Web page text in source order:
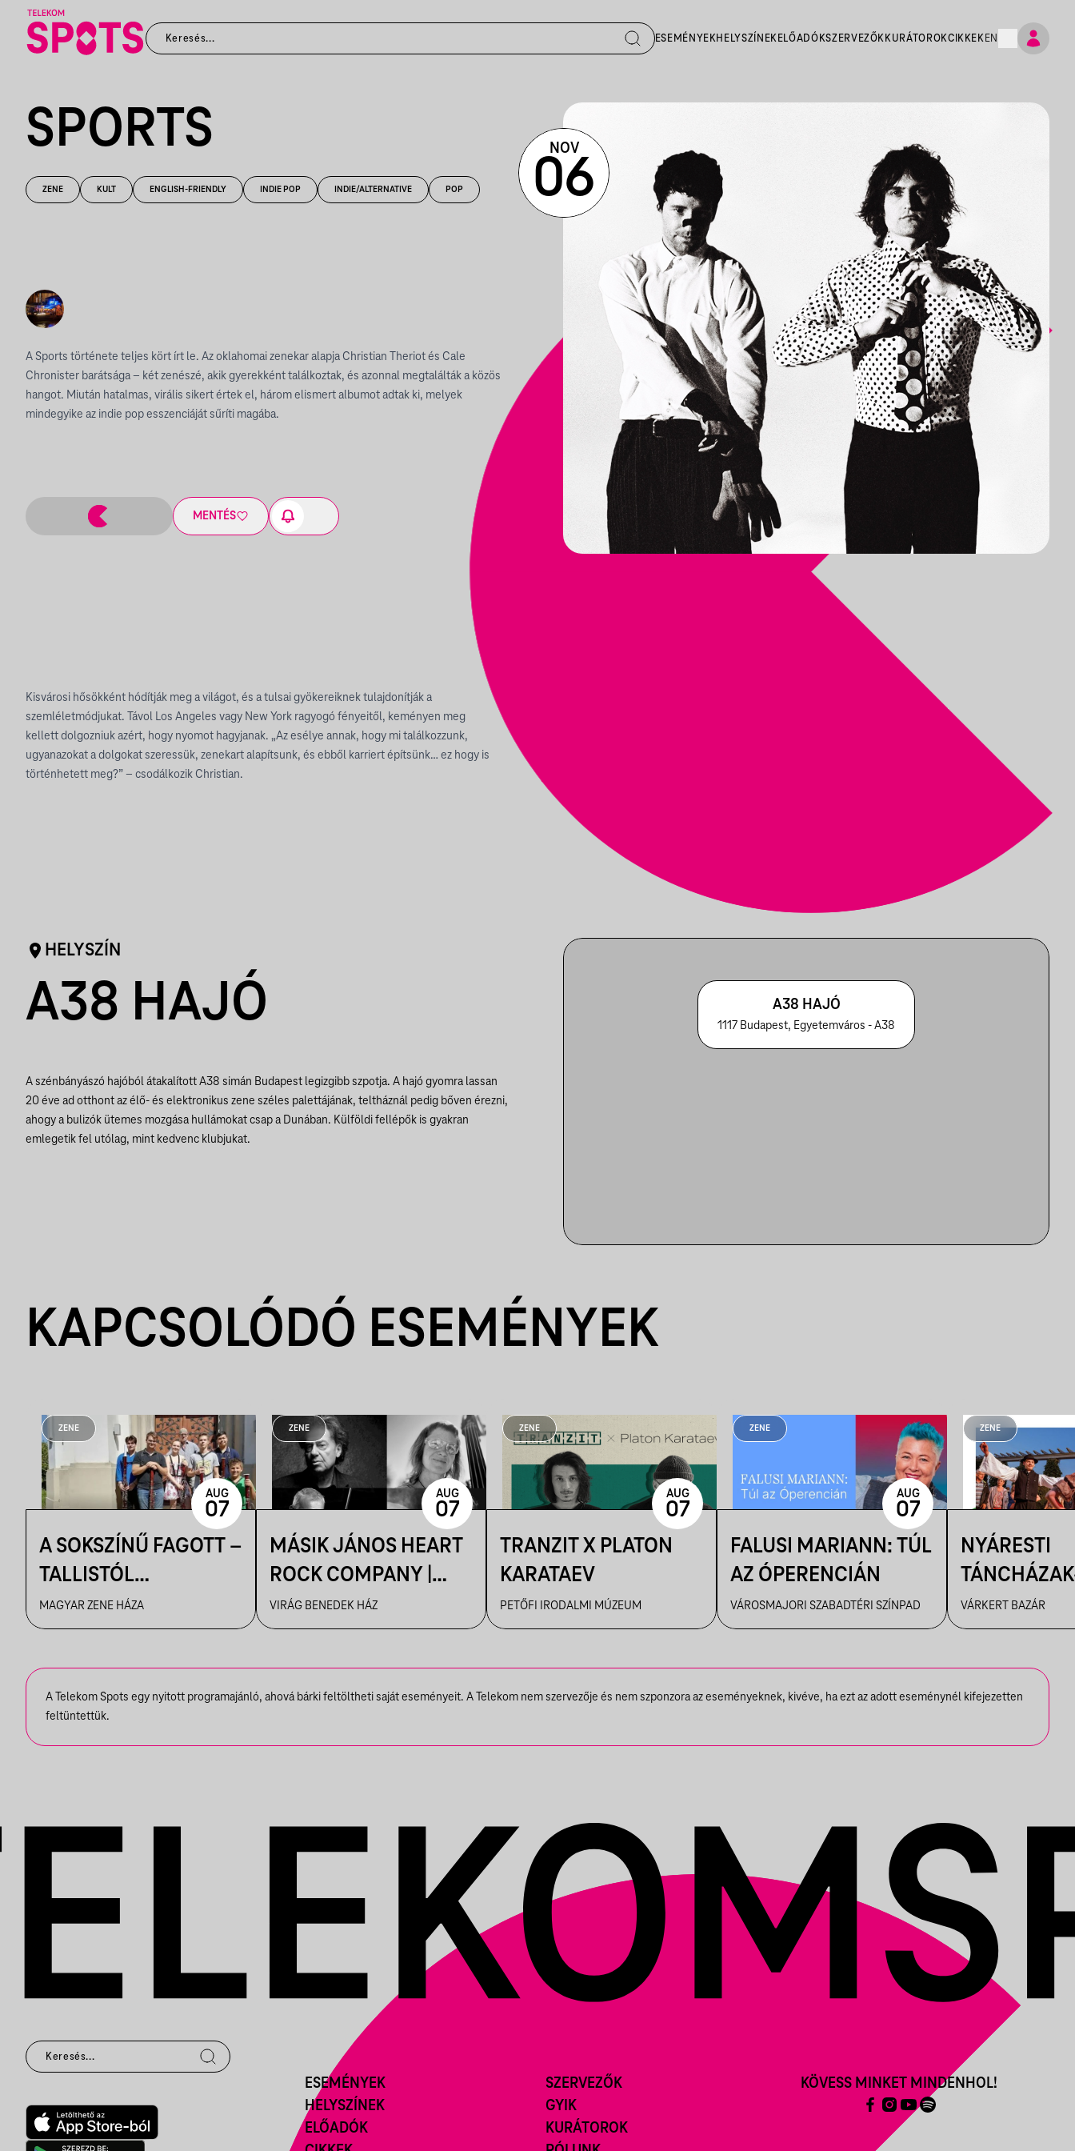
ESEMÉNYEKHELYSZÍNEK ELŐADÓKSZERVEZŐK KURÁTOROKCIKKEK EN
SPORTS
ZENE KULT ENGLISH-FRIENDLY INDIE POP INDIE/ALTERNATIVE POP
A Sports története teljes kört írt le. Az oklahomai zenekar alapja Christian Theriot és Cale
Chronister barátsága – két zenészé, akik gyerekként találkoztak, és azonnal megtalálták a közös
hangot. Miután hatalmas, virális sikert értek el, három elismert albumot adtak ki, melyek
mindegyike az indie pop esszenciáját sűríti magába.
MENTÉS
NOV
06
Kisvárosi hősökként hódítják meg a világot, és a tulsai gyökereiknek tulajdonítják a
szemléletmódjukat. Távol Los Angeles vagy New York ragyogó fényeitől, keményen meg
kellett dolgozniuk azért, hogy nyomot hagyjanak. „Az esélye annak, hogy mi találkozzunk,
ugyanazokat a dolgokat szeressük, zenekart alapítsunk, és ebből karriert építsünk… ez hogy is
történhetett meg?” – csodálkozik Christian.
HELYSZÍN
A38 HAJÓ
A szénbányászó hajóból átakalított A38 simán Budapest legizgibb szpotja. A hajó gyomra lassan
20 éve ad otthont az élő- és elektronikus zene széles palettájának, teltháznál pedig bőven érezni,
ahogy a bulizók ütemes mozgása hullámokat csap a Dunában. Külföldi fellépők is gyakran
emlegetik fel utólag, mint kedvenc klubjukat.
A38 HAJÓ
1117 Budapest, Egyetemváros - A38
KAPCSOLÓDÓ ESEMÉNYEK
ZENE
A SOKSZÍNŰ FAGOTT –
TALLISTÓL
PIAZZOLLÁIG
MAGYAR ZENE HÁZA
AUG
07
ZENE
MÁSIK JÁNOS HEART
ROCK COMPANY |
VBH NYÁR
VIRÁG BENEDEK HÁZ
AUG
07
ZENE
TRANZIT X PLATON
KARATAEV
PETŐFI IRODALMI MÚZEUM
AUG
07
ZENE
FALUSI MARIANN: TÚL
AZ ÓPERENCIÁN
VÁROSMAJORI SZABADTÉRI SZÍNPAD
AUG
07
ZENE
NYÁRESTI
FANFARA
VÁRKERT BAZÁR
A Telekom Spots egy nyitott programajánló, ahová bárki feltöltheti saját eseményeit. A Telekom nem szervezője és nem szponzora az eseményeknek, kivéve, ha ezt az adott eseménynél kifejezetten
feltüntettük.
ESEMÉNYEK
HELYSZÍNEK
ELŐADÓK
SZERVEZŐK
GYIK
KURÁTOROK
KÖVESS MINKET MINDENHOL!